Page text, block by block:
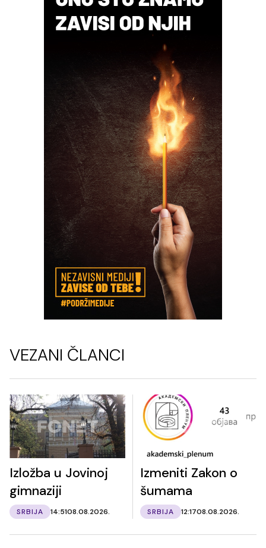
VEZANI ČLANCI
Izložba u Jovinoj
gimnaziji
SRBIJA 14:5108.08.2026.
Izmeniti Zakon o
šumama
SRBIJA 12:1708.08.2026.